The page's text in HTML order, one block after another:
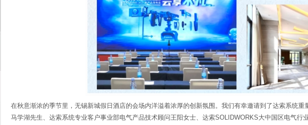
在秋意渐浓的季节里，无锡新城假日酒店的会场内洋溢着浓厚的创新氛围。我们有幸邀请到了达索系统
马学湖先生、达索系统专业客户事业部电气产品技术顾问王阳女士、达索SOLIDWORKS大中国区电气